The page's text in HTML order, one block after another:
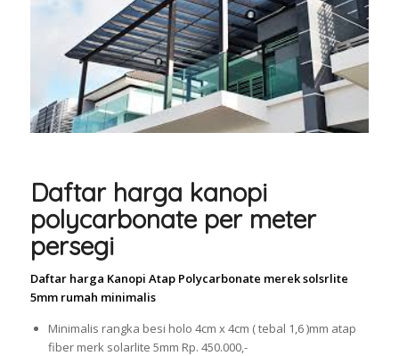
Daftar harga kanopi
polycarbonate per meter
persegi
Daftar harga Kanopi Atap Polycarbonate merek solsrlite
5mm rumah minimalis
Minimalis rangka besi holo 4cm x 4cm ( tebal 1,6 )mm atap
fiber merk solarlite 5mm Rp. 450.000,-